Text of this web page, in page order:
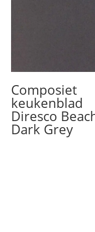
Composiet
keukenblad
Diresco
Dark Grey